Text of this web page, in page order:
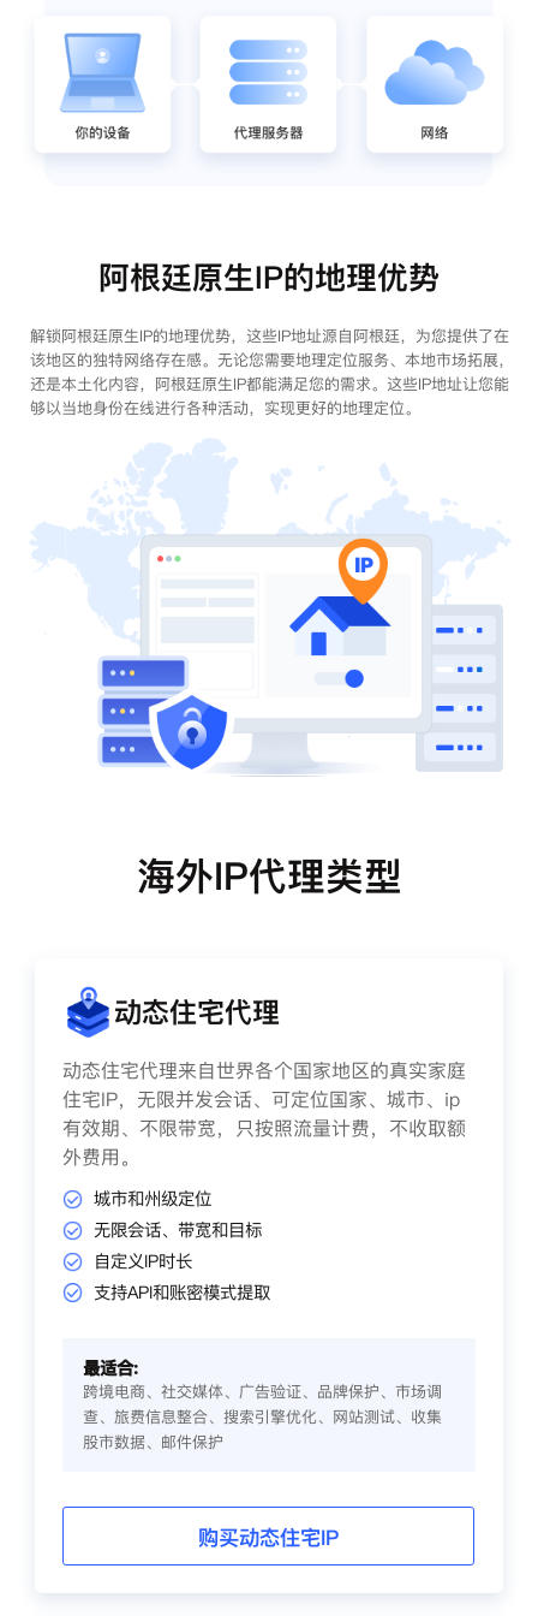
阿根廷原生IP的地理优势
解锁阿根廷原生IP的地理优势，这些IP地址源自阿根廷，为您提供了在
该地区的独特网络存在感。无论您需要地理定位服务、本地市场拓展，
还是本土化内容，阿根廷原生IP都能满足您的需求。这些IP地址让您能
够以当地身份在线进行各种活动，实现更好的地理定位。
海外IP代理类型
动态住宅代理
动态住宅代理来自世界各个国家地区的真实家庭
住宅IP，无限并发会话、可定位国家、城市、ip
有效期、不限带宽，只按照流量计费，不收取额
外费用。
城市和州级定位
无限会话、带宽和目标
自定义IP时长
支持API和账密模式提取
最适合:
跨境电商、社交媒体、广告验证、品牌保护、市场调
查、旅费信息整合、搜索引擎优化、网站测试、收集
股市数据、邮件保护
购买动态住宅IP